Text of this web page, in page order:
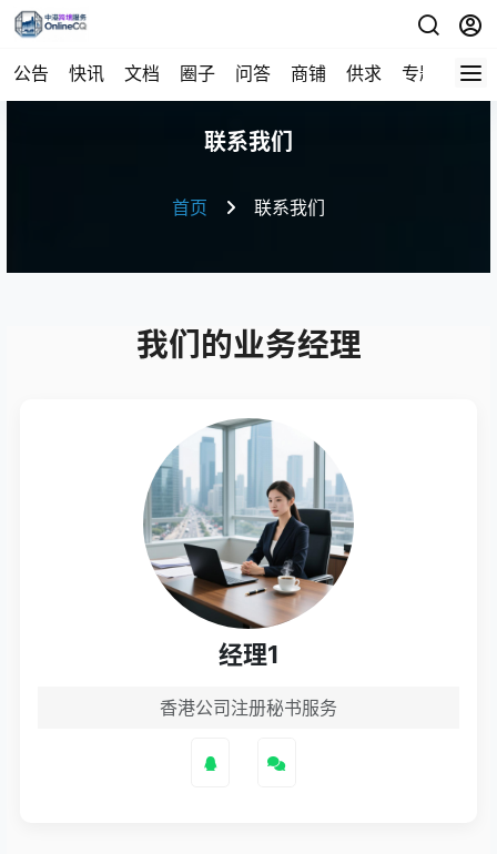
公告 快讯 文档 圈子 问答 商铺 供求 专题 导航
联系我们
首页 联系我们
我们的业务经理
经理1
香港公司注册秘书服务